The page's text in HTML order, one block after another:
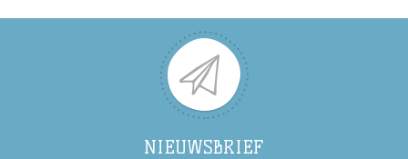
NIEUWSBRIEF